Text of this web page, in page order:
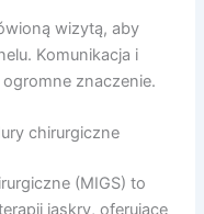
wizytą, aby
Komunikacja i
znaczenie.
chirurgiczne
(MIGS) to
jaskry, oferujące